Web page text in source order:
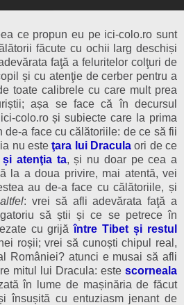
ce propun eu pe ici-colo.ro sunt
făcute cu ochii larg deschiși
faţă a feluritelor colţuri de
și cu atenţie de cerber pentru a
toate calibrele cu care mult prea
așa se face că în decursul
colo.ro și subiecte care la prima
de-a face cu călătoriile: de ce să fii
nu esteţara lui Dracula ori de ce
și atenţia ta, și nu doar pe cea a
la a doua privire, mai atentă, vei
au de-a face cu călătoriile, și
: vrei să afli adevărata faţă a
să știi și ce se petrece în
cu grijăîntre Tibet și restul
roșii; vrei să cunoști chipul real,
României? atunci e musai să afli
mitul lui Dracula: este scorneala
în lume de mașinăria de făcut
însușită cu entuziasm jenant de